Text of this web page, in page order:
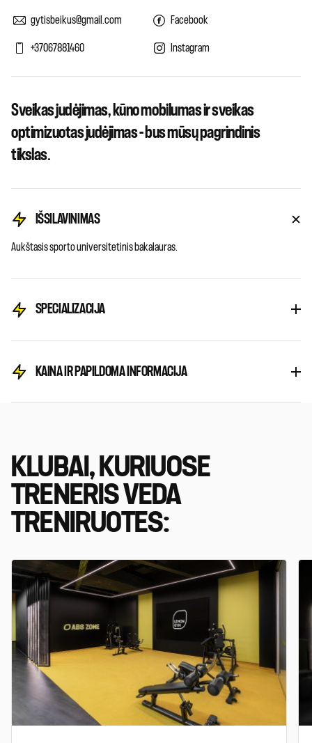
gytisbeikus@gmail.com
+37067881460
Facebook
Instagram
Sveikas judėjimas, kūno mobilumas ir sveikas
optimizuotas judėjimas - bus mūsų pagrindinis
tikslas.
IŠSILAVINIMAS
Aukštasis sporto universitetinis bakalauras.
SPECIALIZACIJA
KAINA IR PAPILDOMA INFORMACIJA
KLUBAI, KURIUOSE
TRENERIS VEDA
TRENIRUOTES: